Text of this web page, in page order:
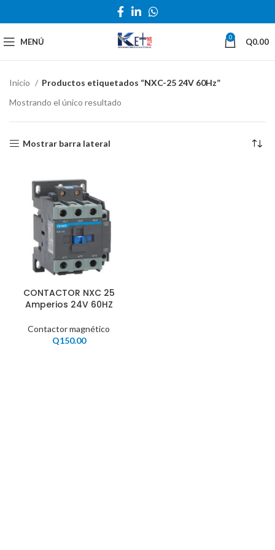
MENÚ 0 Q0.00
Inicio
Productos etiquetados “NXC-25 24V 60Hz”
Mostrando el único resultado
Mostrar barra lateral
CONTACTOR NXC 25
Amperios 24V 60HZ
Contactor magnético
Q150.00